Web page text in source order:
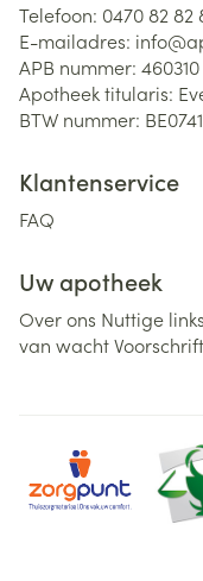
Telefoon: 0470 82 82
E-mailadres: info@
APB nummer: 460310
Apotheek titularis:
BTW nummer:
Klantenservice
FAQ
Uw apotheek
Over ons Nuttige links
van wachtVoorschrift